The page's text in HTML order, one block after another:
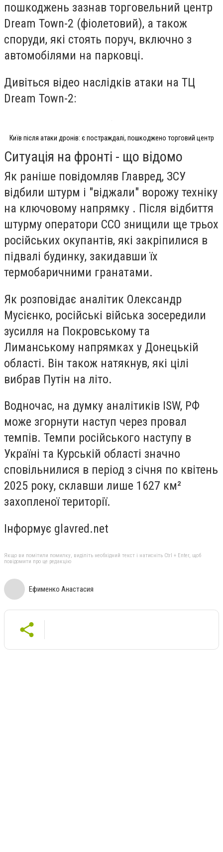
пошкоджень зазнав торговельний центр
Dream Town-2 (фіолетовий), а також
споруди, які стоять поруч, включно з
автомобілями на парковці.
Дивіться відео наслідків атаки на ТЦ
Dream Town-2:
Київ після атаки дронів: є постраждалі, пошкоджено торговий центр
Ситуація на фронті - що відомо
Як раніше повідомляв Главред, ЗСУ
відбили штурм і "віджали" ворожу техніку
на ключовому напрямку . Після відбиття
штурму оператори ССО знищили ще трьох
російських окупантів, які закріпилися в
підвалі будинку, закидавши їх
термобаричними гранатами.
Як розповідає аналітик Олександр
Мусієнко, російські війська зосередили
зусилля на Покровському та
Лиманському напрямках у Донецькій
області. Він також натякнув, які цілі
вибрав Путін на літо.
Водночас, на думку аналітиків ISW, РФ
може згорнути наступ через провал
темпів. Темпи російського наступу в
Україні та Курській області значно
сповільнилися в період з січня по квітень
2025 року, склавши лише 1627 км²
захопленої території.
Інформує glavred.net
Якщо ви помітили помилку, виділіть необхідний текст і натисніть Ctrl + Enter, щоб
повідомити про це редакцію
Ефименко Анастасия